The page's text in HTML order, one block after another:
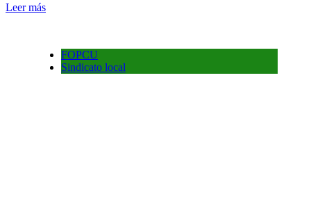
Leer más
FOPCU
Sindicato local